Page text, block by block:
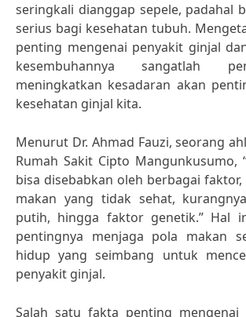
seringkali dianggap sepele, padahal
serius bagi kesehatan tubuh.
penting mengenai penyakit ginjal
kesembuhannya sangatlah
meningkatkan kesadaran akan
kesehatan ginjal kita.
Menurut Dr. Ahmad Fauzi, seorang
Rumah Sakit Cipto Mangunkusumo,
bisa disebabkan oleh berbagai
makan yang tidak sehat,
putih, hingga faktor genetik.” Hal
pentingnya menjaga pola makan
hidup yang seimbang untuk
penyakit ginjal.
Salah satu fakta penting mengenai